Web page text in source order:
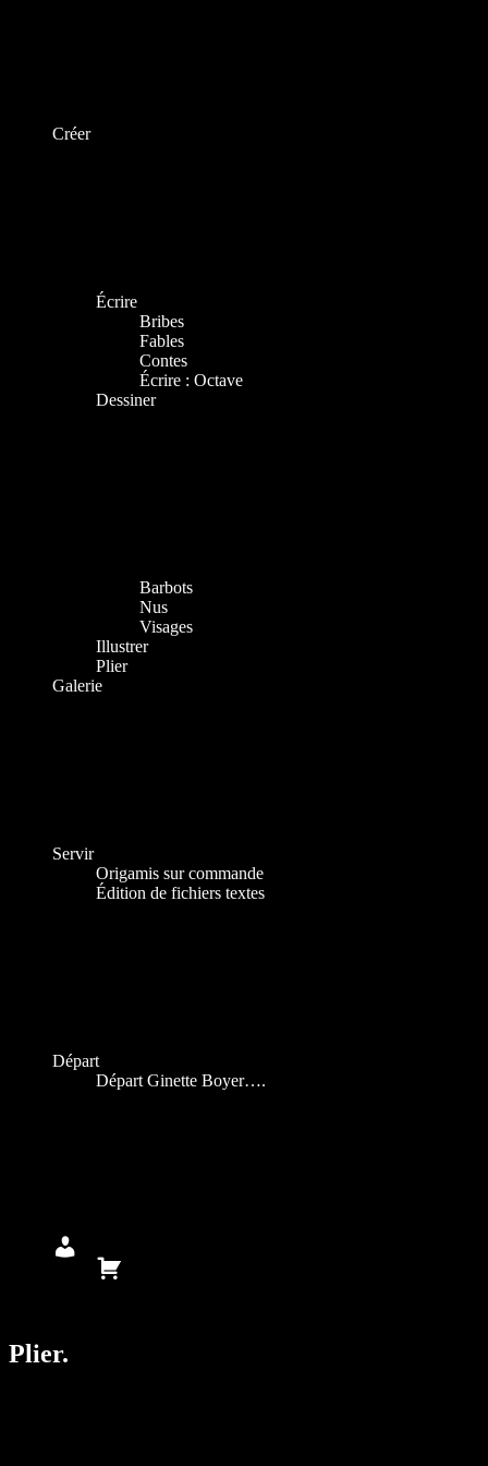
Créer
Écrire
Bribes
Fables
Contes
Écrire : Octave
Dessiner
Barbots
Nus
Visages
Illustrer
Plier
Galerie
Servir
Origamis sur commande
Édition de fichiers textes
Départ
Départ Ginette Boyer….
Plier.